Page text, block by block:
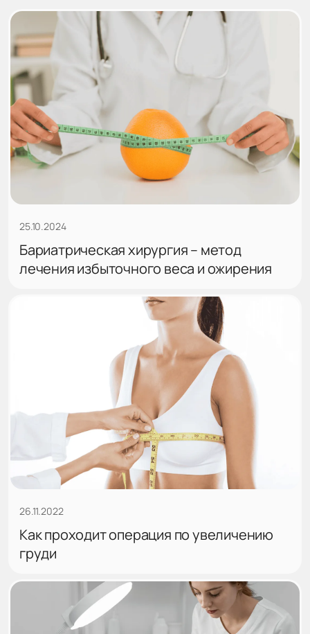
25.10.2024
Бариатрическая хирургия – метод
лечения избыточного веса и ожирения
26.11.2022
Как проходит операция по увеличению
груди